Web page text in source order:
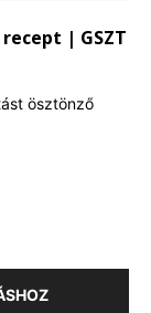
| GSZT
ösztönző